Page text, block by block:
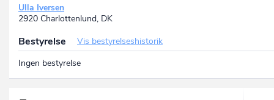
Ulla Iversen
2920 Charlottenlund, DK
Bestyrelse
Vis bestyrelseshistorik
Ingen bestyrelse